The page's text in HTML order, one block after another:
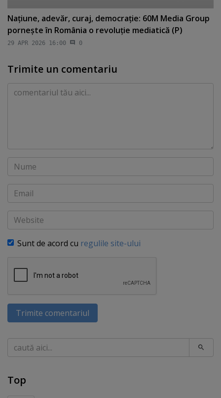
Naţiune, adevăr, curaj, democraţie: 60M Media Group
porneşte în România o revoluţie mediatică (P)
29 APR 2026 16:00 0
Trimite un comentariu
Comentariu
Nume
Email
Website
Sunt de acord cu regulile site-ului
Trimite comentariul
Caută
Top